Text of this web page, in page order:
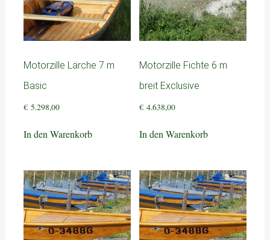
Motorzille Lärche 7 m
Basic
€5.298,00
In den Warenkorb
Motorzille Fichte 6 m
breit Exclusive
€ 4.638,00
In den Warenkorb